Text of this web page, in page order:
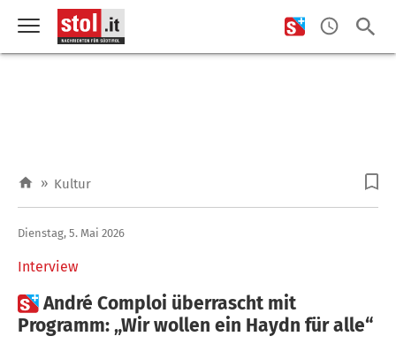
» Kultur
Interview
Dienstag, 5. Mai 2026
André Comploi überrascht mit
Programm: „Wir wollen ein Haydn für alle“